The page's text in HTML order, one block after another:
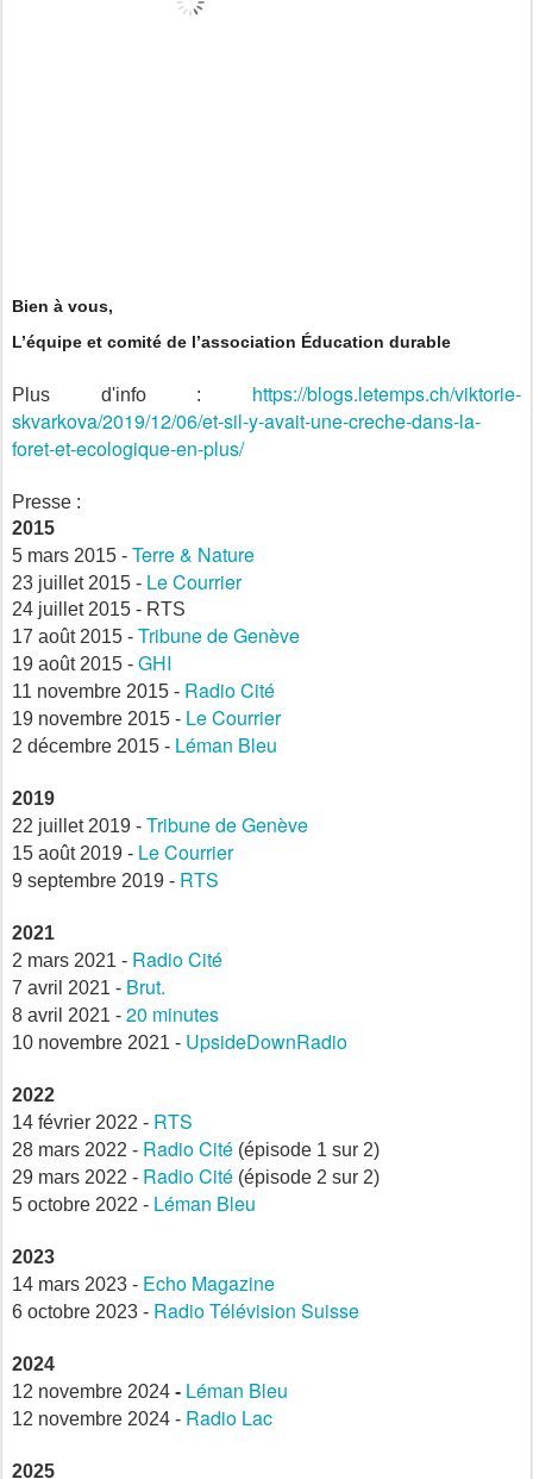
Bien à vous,
L’équipe et comité de l’association Éducation durable
Plus d'info : https://blogs.letemps.ch/viktorie-
skvarkova/2019/12/06/et-sil-y-avait-une-creche-dans-la-
foret-et-ecologique-en-plus/
Presse :
2015
5 mars 2015 - Terre & Nature
23 juillet 2015 - Le Courrier
24 juillet 2015 - RTS
17 août 2015 - Tribune de Genève
19 août 2015 - GHI
11 novembre 2015 - Radio Cité
19 novembre 2015 - Le Courrier
2 décembre 2015 - Léman Bleu
2019
22 juillet 2019 - Tribune de Genève
15 août 2019 - Le Courrier
9 septembre 2019 - RTS
2021
2 mars 2021 - Radio Cité
7 avril 2021 - Brut.
8 avril 2021 - 20 minutes
10 novembre 2021 - UpsideDownRadio
2022
14 février 2022 - RTS
28 mars 2022 - Radio Cité (épisode 1 sur 2)
29 mars 2022 - Radio Cité (épisode 2 sur 2)
5 octobre 2022 - Léman Bleu
2023
14 mars 2023 - Echo Magazine
6 octobre 2023 - Radio Télévision Suisse
2024
12 novembre 2024 - Léman Bleu
12 novembre 2024 - Radio Lac
2025